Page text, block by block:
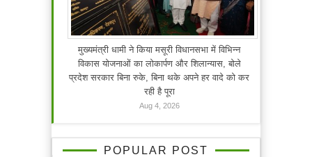
मुख्यमंत्री धामी ने किया मसूरी विधानसभा में विभिन्न
विकास योजनाओं का लोकार्पण और शिलान्यास, बोले
प्रदेश सरकार बिना रुके, बिना थके अपने हर वादे को कर
रही है पूरा
Aug 4, 2026
POPULAR POST